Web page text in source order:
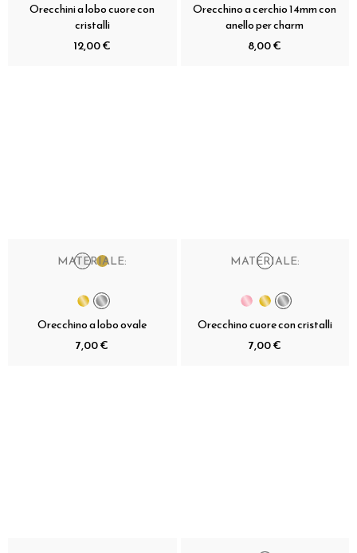
Orecchini a lobo cuore con
cristalli
12,00 €
Orecchino a cerchio 14mm con
anello per charm
8,00 €
MATERIALE:
Orecchino a lobo ovale
7,00 €
MATERIALE:
Orecchino cuore con cristalli
7,00 €